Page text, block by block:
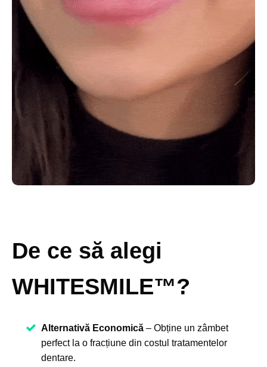
De ce să alegi
WHITESMILE™?
Alternativă Economică – Obține un zâmbet
perfect la o fracțiune din costul tratamentelor
dentare.